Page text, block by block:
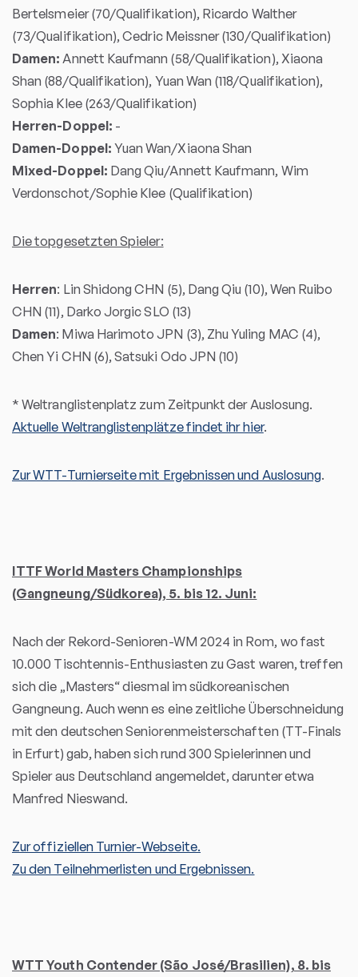
Bertelsmeier (70/Qualifikation), Ricardo Walther
(73/Qualifikation), Cedric Meissner (130/Qualifikation)
Damen: Annett Kaufmann (58/Qualifikation), Xiaona
Shan (88/Qualifikation), Yuan Wan (118/Qualifikation),
Sophia Klee (263/Qualifikation)
Herren-Doppel: -
Damen-Doppel: Yuan Wan/Xiaona Shan
Mixed-Doppel: Dang Qiu/Annett Kaufmann, Wim
Verdonschot/Sophie Klee (Qualifikation)
Die topgesetzten Spieler:
Herren: Lin Shidong CHN (5), Dang Qiu (10), Wen Ruibo
CHN (11), Darko Jorgic SLO (13)
Damen: Miwa Harimoto JPN (3), Zhu Yuling MAC (4),
Chen Yi CHN (6), Satsuki Odo JPN (10)
* Weltranglistenplatz zum Zeitpunkt der Auslosung.
Aktuelle Weltranglistenplätze findet ihr hier.
Zur WTT-Turnierseite mit Ergebnissen und Auslosung.
ITTF World Masters Championships
(Gangneung/Südkorea), 5. bis 12. Juni:
Nach der Rekord-Senioren-WM 2024 in Rom, wo fast
10.000 Tischtennis-Enthusiasten zu Gast waren, treffen
sich die „Masters“ diesmal im südkoreanischen
Gangneung. Auch wenn es eine zeitliche Überschneidung
mit den deutschen Seniorenmeisterschaften (TT-Finals
in Erfurt) gab, haben sich rund 300 Spielerinnen und
Spieler aus Deutschland angemeldet, darunter etwa
Manfred Nieswand.
Zur offiziellen Turnier-Webseite.
Zu den Teilnehmerlisten und Ergebnissen.
WTT Youth Contender (São José/Brasilien), 8. bis